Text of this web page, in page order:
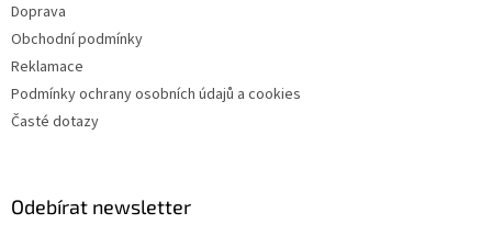
Doprava
Obchodní podmínky
Reklamace
Podmínky ochrany osobních údajů a cookies
Časté dotazy
Odebírat newsletter